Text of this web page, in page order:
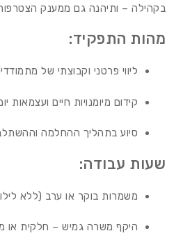
בקהילה – ותיהנה גם ממענק
מהות התפקיד:
ליווי פרטני וקבוצתי של
קידום מיומנויות חיים ועצמאות
סיוע בתהליך ההחלמה
שעות עבודה:
משמרות בוקר או ערב (ללא
היקף משרה גמיש – חלקית או